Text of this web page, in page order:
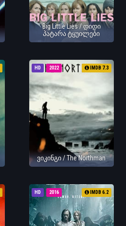
Big Little Lies / დიდი
პატარა ტყუილები
HD 2022 IMDB 7.3
ვიკინგი / The Northman
HD 2016 IMDB 6.2